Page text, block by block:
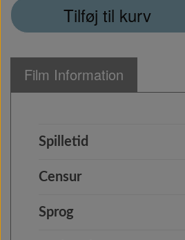
Tilføj til kurv
Film Information
Spilletid
Censur
Sprog